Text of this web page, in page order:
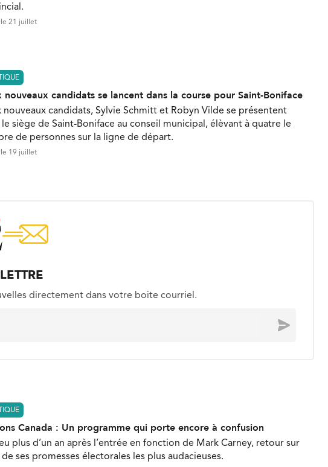
le 21 juillet
nouveaux candidats se lancent dans la course pour Saint-Boniface
nouveaux candidats, Sylvie Schmitt et Robyn Vilde se présentent
siège de Saint-Boniface au conseil municipal, élèvant à quatre le
de personnes sur la ligne de départ.
le 19 juillet
directement dans votre boite courriel.
Envoyer
Canada : Un programme qui porte encore à confusion
plus d’un an après l’entrée en fonction de Mark Carney, retour sur
de ses promesses électorales les plus audacieuses.